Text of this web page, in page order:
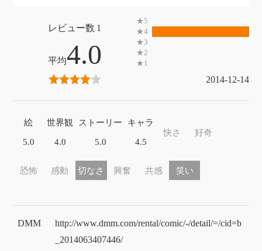
1
4.0
2014-12-14
絵
5.0
世界観
4.0
ストーリー
5.0
キャラ
4.5
快さ 好奇
恐怖 感動 切なさ 興奮 共感 笑い
DMM
http://www.dmm.com/rental/comic/-/detail/=/cid=b
_2014063407446/